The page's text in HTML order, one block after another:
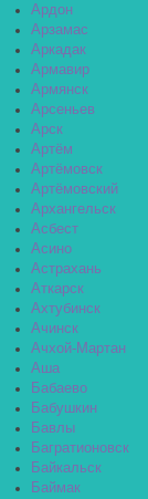
Ардон
Арзамас
Аркадак
Армавир
Армянск
Арсеньев
Арск
Артём
Артёмовск
Артёмовский
Архангельск
Асбест
Асино
Астрахань
Аткарск
Ахтубинск
Ачинск
Ачхой-Мартан
Аша
Бабаево
Бабушкин
Бавлы
Багратионовск
Байкальск
Баймак